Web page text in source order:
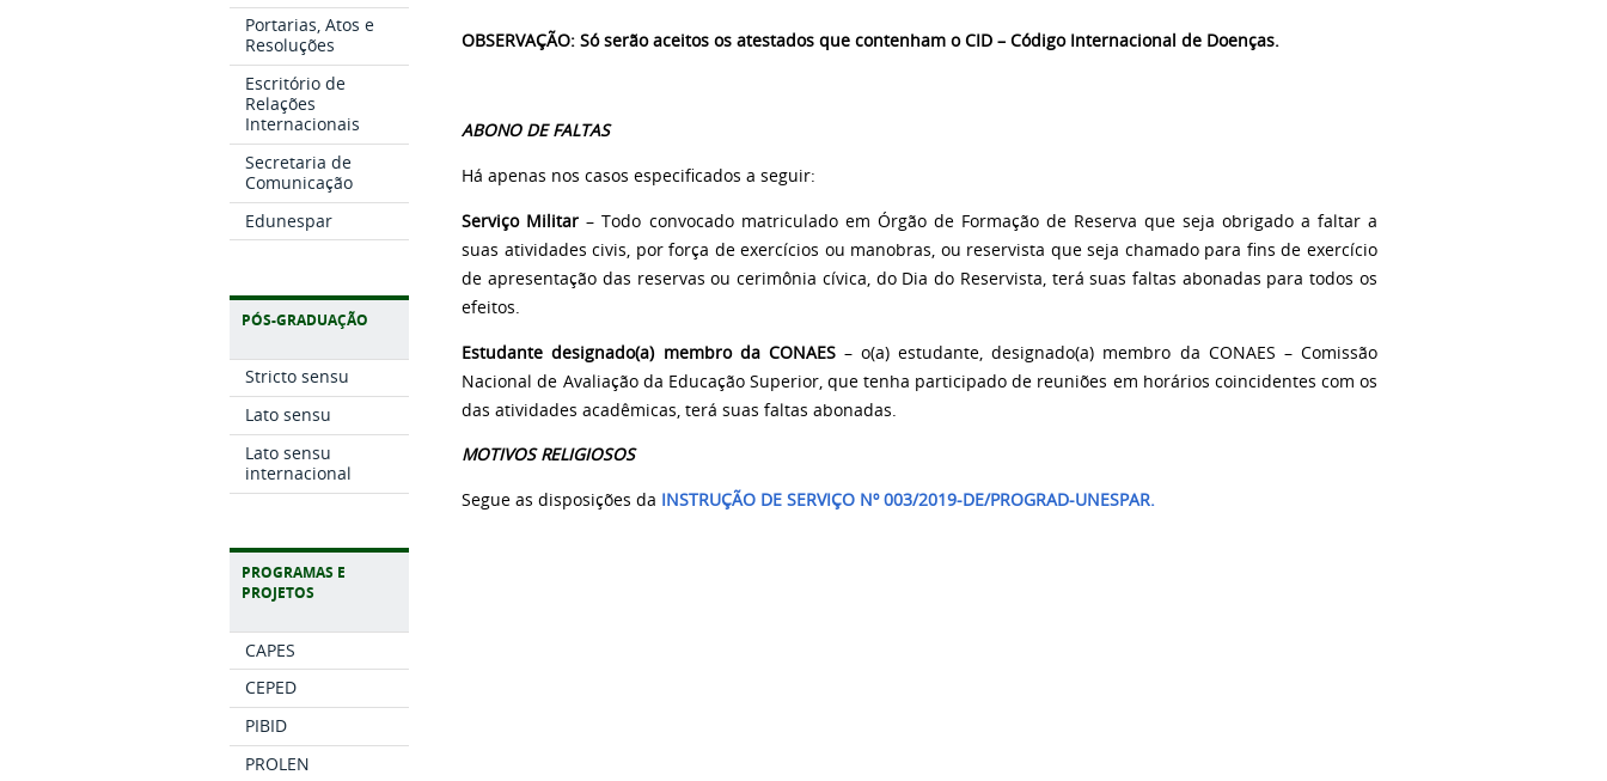
Portarias, Atos e
Resoluções
Escritório de
Relações
Internacionais
Secretaria de
Comunicação
Edunespar
PÓS-GRADUAÇÃO
Stricto sensu
Lato sensu
Lato sensu
internacional
PROGRAMAS E
PROJETOS
CAPES
CEPED
PIBID
PROLEN
OBSERVAÇÃO: Só serão aceitos os atestados que contenham o CID – Código Internacional de Doenças.
ABONO DE FALTAS
Há apenas nos casos especificados a seguir:
Serviço Militar – Todo convocado matriculado em Órgão de Formação de Reserva que seja obrigado a faltar a
suas atividades civis, por força de exercícios ou manobras, ou reservista que seja chamado para fins de exercício
de apresentação das reservas ou cerimônia cívica, do Dia do Reservista, terá suas faltas abonadas para todos os
efeitos.
Estudante designado(a) membro da CONAES– o(a) estudante, designado(a) membro da CONAES – Comissão
Nacional de Avaliação da Educação Superior, que tenha participado de reuniões em horários coincidentes com os
das atividades acadêmicas, terá suas faltas abonadas.
MOTIVOS RELIGIOSOS
Segue as disposições da INSTRUÇÃO DE SERVIÇO Nº 003/2019-DE/PROGRAD-UNESPAR.